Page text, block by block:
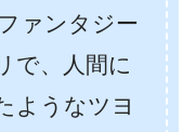
ァンタジー
で、人間に
ようなツヨ